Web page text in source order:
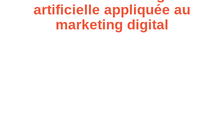
artificielle appliquée au
marketing digital